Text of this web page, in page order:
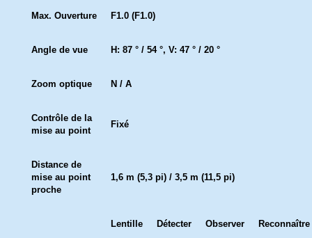
Max. Ouverture F1.0 (F1.0)
Angle de vue H: 87 ° / 54 °, V: 47 ° / 20 °
Zoom optique N / A
Contrôle de la
mise au point
Fixé
Distance de
mise au point
proche
1,6 m (5,3 pi) / 3,5 m (11,5 pi)
Lentille Détecter Observer Reconnaître